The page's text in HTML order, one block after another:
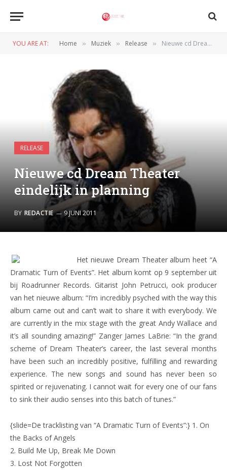
YOU ARE AT: Home » Muziek » Release » Nieuwe cd Dream Theater eindelijk in planning
RELEASE
Nieuwe cd Dream Theater
eindelijk in planning
BY REDACTIE 9 JUNI 2011
Het nieuwe Dream Theater album heet “A
Dramatic Turn of Events”. Het album komt op 9 september uit
bij Roadrunner Records. Gitarist John Petrucci, ook producer
van het nieuwe album: “I’m incredibly psyched with the way this
album came out and can’t wait to share it with everybody. We
are currently in the mix stage with the great Andy Wallace and
it’s all sounding amazing!” Zanger James LaBrie: “In the grand
scheme of Dream Theater’s career, the last several months
have been such an incredibly positive, fulfilling and rewarding
experience. The new songs and sound has never been so
spirited or rejuvenating. I cannot wait for every one of our fans
to sink their audio senses into this batch of tunes.”
{slide=De tracklisting van “A Dramatic Turn of Events”:} 1. On
the Backs of Angels
2. Build Me Up, Break Me Down
3. Lost Not Forgotten